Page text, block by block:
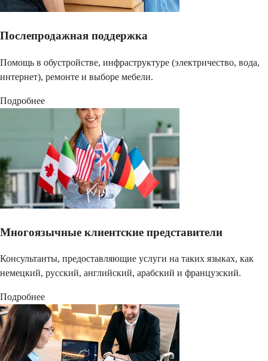
Послепродажная поддержка
Помощь в обустройстве, инфраструктуре (электричество, вода,
интернет), ремонте и выборе мебели.
Подробнее
Многоязычные клиентские представители
Консультанты, предоставляющие услуги на таких языках, как
немецкий, русский, английский, арабский и французский.
Подробнее